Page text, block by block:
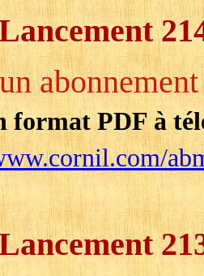
format PDF à